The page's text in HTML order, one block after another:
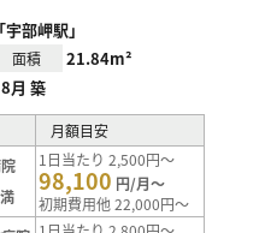
部岬駅」
面積 21.84m²
月 築
月額目安
1日当たり 2,500円～
98,100 円/月～
初期費用他 22,000円～